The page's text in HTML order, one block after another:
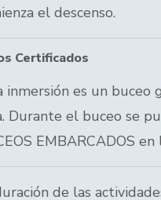
el descenso.
Certificados
inmersión es un
Durante el buceo se
EMBARCADOS
de las